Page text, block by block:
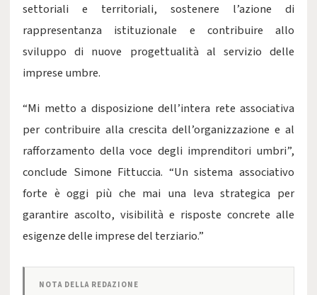
settoriali e territoriali, sostenere l’azione di
rappresentanza istituzionale e contribuire allo
sviluppo di nuove progettualità al servizio delle
imprese umbre.
“Mi metto a disposizione dell’intera rete associativa
per contribuire alla crescita dell’organizzazione e al
rafforzamento della voce degli imprenditori umbri”,
conclude Simone Fittuccia. “Un sistema associativo
forte è oggi più che mai una leva strategica per
garantire ascolto, visibilità e risposte concrete alle
esigenze delle imprese del terziario.”
NOTA DELLA REDAZIONE